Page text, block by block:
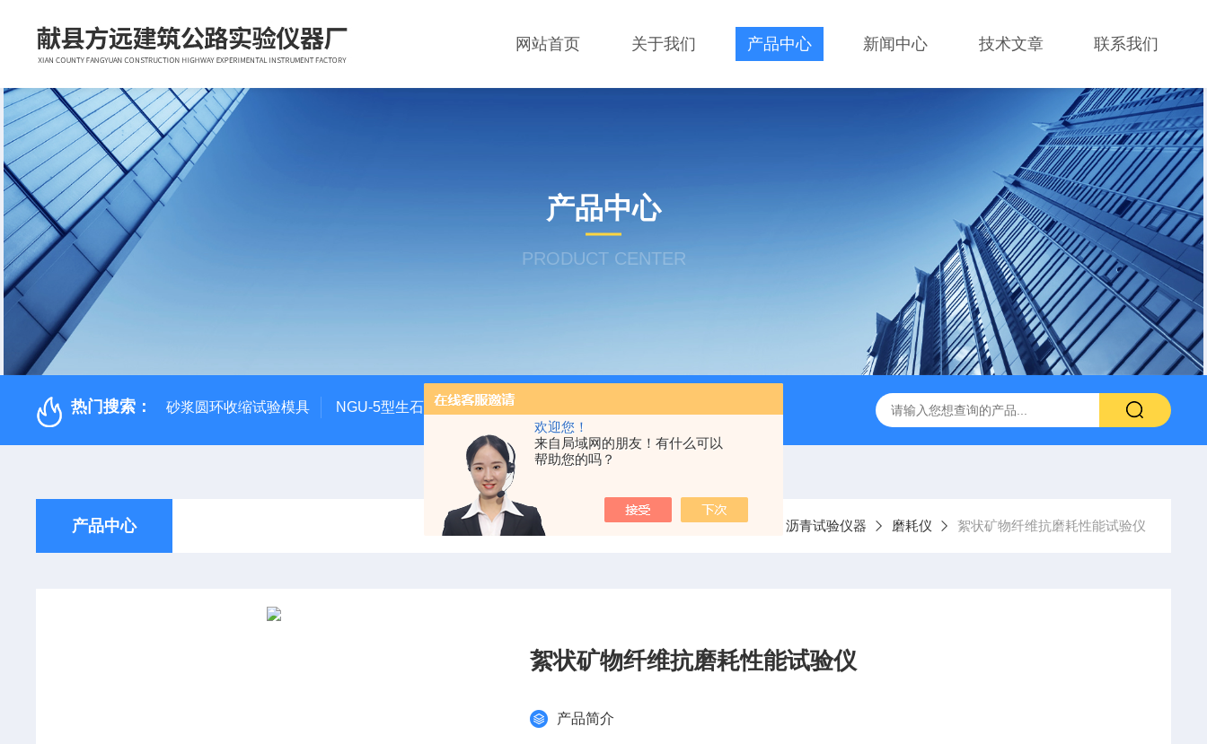
欢迎您！
来自局域网的朋友！有什么可以
帮助您的吗？
网站首页 关于我们 产品中心 新闻中心 技术文章 联系我们
产品中心
PRODUCT CENTER
热门搜索： 砂浆圆环收缩试验模具 NGU-5型生石灰消化器（保温带盖消化器） *GB/T 50080-2016标准普通混凝土泌水率试验容量筒试验方法 生石灰浆渣测定仪
产品中心 当前位置：首页 产品中心 沥青试验仪器 磨耗仪 絮状矿物纤维抗磨耗性能试验仪
絮状矿物纤维抗磨耗性能试验仪
产品简介